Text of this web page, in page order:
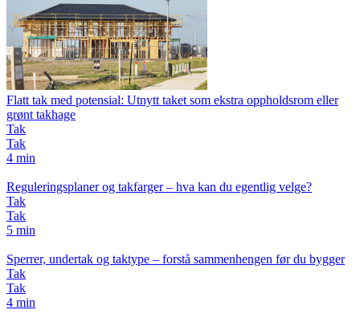
Flatt tak med potensial: Utnytt taket som ekstra oppholdsrom eller
grønt takhage
Tak
Tak
4 min
Reguleringsplaner og takfarger – hva kan du egentlig velge?
Tak
Tak
5 min
Sperrer, undertak og taktype – forstå sammenhengen før du bygger
Tak
Tak
4 min